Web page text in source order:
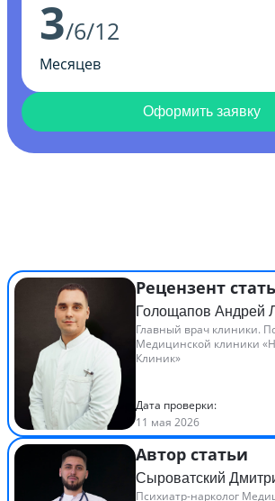
3/6/12
Месяцев
Оформить заявку
Рецензент
Голощапов Андрей
Главный врач клиники.
Медицинской клиники
Клиник»
Дата проверки:
11 мая 2026
Автор статьи
Сыроватский
Психиатр-нарколог